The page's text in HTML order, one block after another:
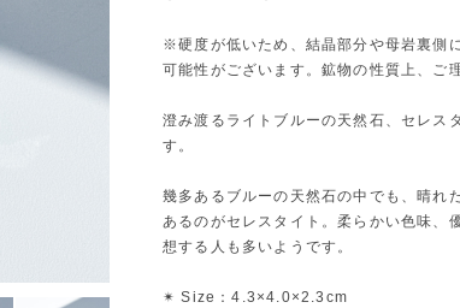
※硬度が低いため、結晶部分や母岩裏側
可能性がございます。鉱物の性質上、ご
澄み渡るライトブルーの天然石、セレス
す。
幾多あるブルーの天然石の中でも、晴れ
あるのがセレスタイト。柔らかい色味、
想する人も多いようです。
✴︎ Size：4.3×4.0×2.3cm